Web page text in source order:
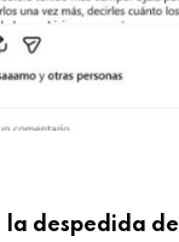
la despedida de